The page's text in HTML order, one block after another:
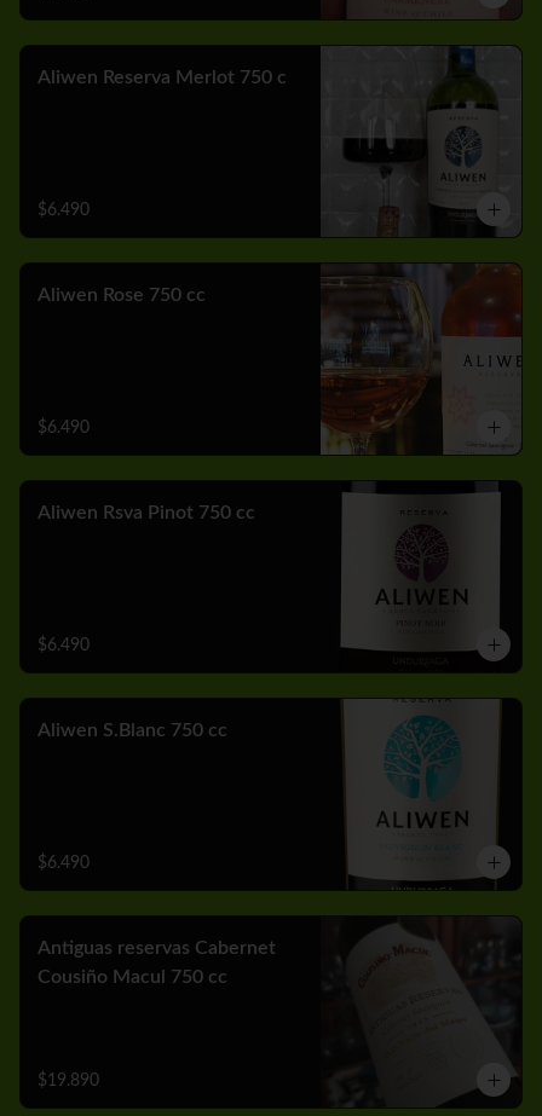
Aliwen Reserva Merlot 750 c
$6.490
Aliwen Rose 750 cc
$6.490
Aliwen Rsva Pinot 750 cc
$6.490
Aliwen S.Blanc 750 cc
$6.490
Antiguas reservas Cabernet
Cousiño Macul 750 cc
$19.890